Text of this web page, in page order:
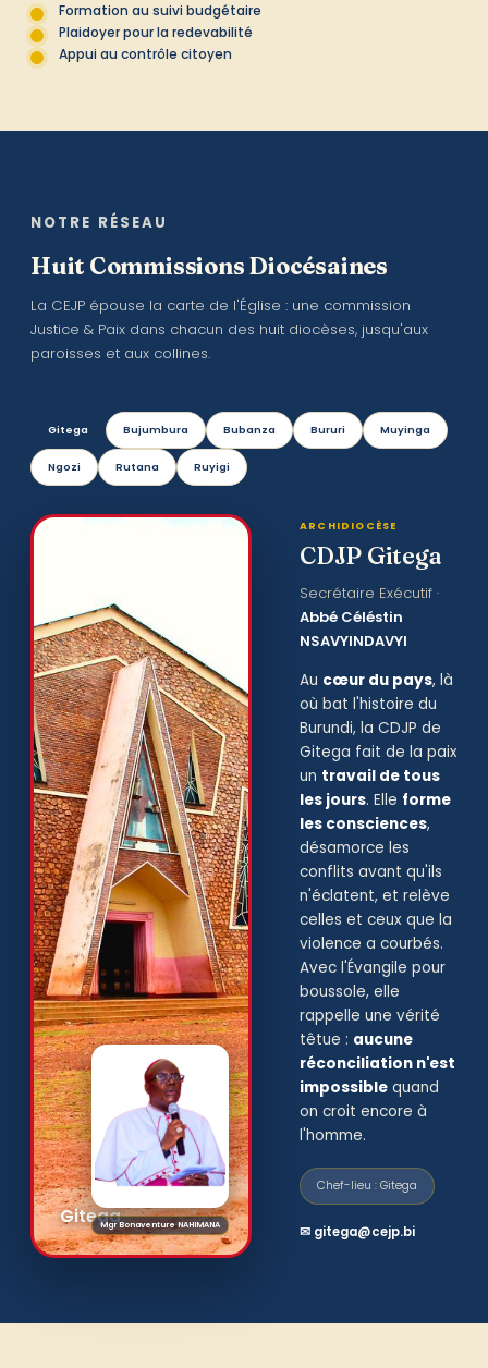
Formation au suivi budgétaire
Plaidoyer pour la redevabilité
Appui au contrôle citoyen
NOTRE RÉSEAU
Huit Commissions Diocésaines
La CEJP épouse la carte de l'Église : une commission
Justice & Paix dans chacun des huit diocèses, jusqu'aux
paroisses et aux collines.
Gitega Bujumbura Bubanza Bururi Muyinga
Ngozi Rutana Ruyigi
Mgr Bonaventure NAHIMANA
Gitega
ARCHIDIOCÈSE
CDJP Gitega
Secrétaire Exécutif ·
Abbé Céléstin
NSAVYINDAVYI
Au cœur du pays, là
où bat l'histoire du
Burundi, la CDJP de
Gitega fait de la paix
un travail de tous
les jours. Elle forme
les consciences,
désamorce les
conflits avant qu'ils
n'éclatent, et relève
celles et ceux que la
violence a courbés.
Avec l'Évangile pour
boussole, elle
rappelle une vérité
têtue : aucune
réconciliation n'est
impossible quand
on croit encore à
l'homme.
Chef-lieu : Gitega
✉ gitega@cejp.bi